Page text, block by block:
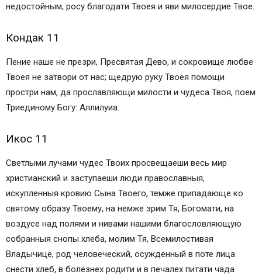
недостойным, росу благодати Твоея и яви милосердие Твое.
Кондак 11
Пение наше не презри, Пресвятая Дево, и сокровище любве
Твоея не затвори от нас; щедрую руку Твоея помощи
простри нам, да прославляющи милости и чудеса Твоя, поем
Триединому Богу: Аллилуиа.
Икос 11
Светлыми лучами чудес Твоих просвещаеши весь мир
христианский и заступаеши люди православныя,
искупленныя кровию Сына Твоего, темже припадающе ко
святому образу Твоему, на немже зрим Тя, Богомати, на
воздусе над полями и нивами нашими благословляющую
собранныя снопы хлеба, молим Тя, Всемилостивая
Владычице, род человеческий, осужденный в поте лица
снести хлеб, в болезнех родити и в печалех питати чада